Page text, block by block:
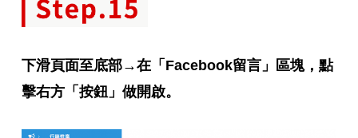
下滑頁面至底部→在「Facebook留言」區塊，點
擊右方「按鈕」做開啟。